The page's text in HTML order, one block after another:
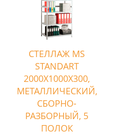
СТЕЛЛАЖ MS
STANDART
2000Х1000Х300,
МЕТАЛЛИЧЕСКИЙ,
СБОРНО-
РАЗБОРНЫЙ, 5
ПОЛОК